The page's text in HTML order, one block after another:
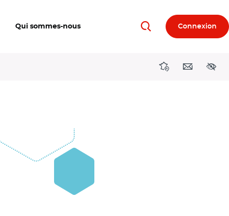
Qui sommes-nous RechercherConnexion
DirectionsContact